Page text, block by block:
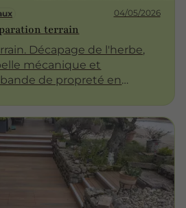
04/05/2026
terrain
Décapage de l'herbe,
mécanique et
de propreté en